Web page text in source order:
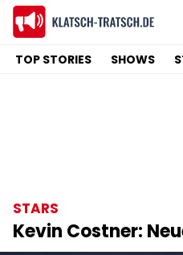
TOP STORIES SHOWS
STARS
Kevin Costner: